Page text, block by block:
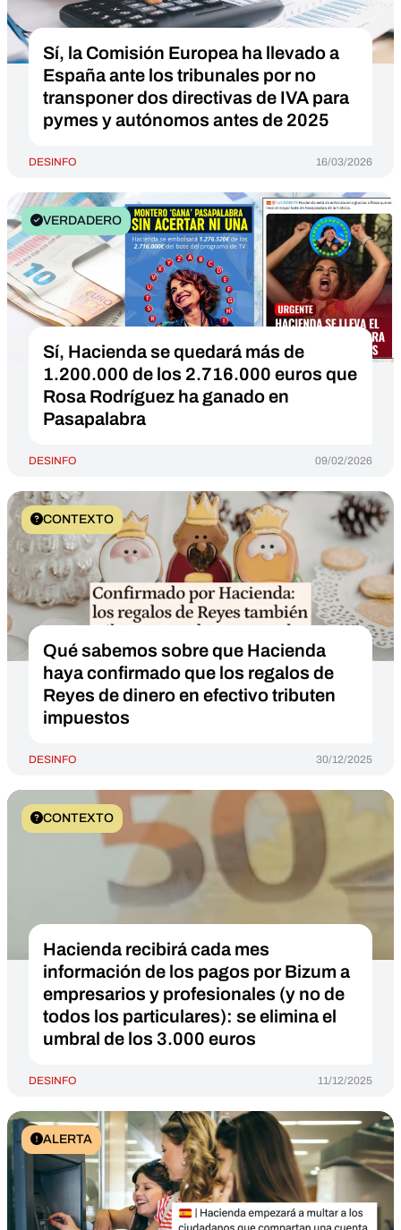
Sí, la Comisión Europea ha llevado a
España ante los tribunales por no
transponer dos directivas de IVA para
pymes y autónomos antes de 2025
DESINFO 16/03/2026
VERDADERO
Sí, Hacienda se quedará más de
1.200.000 de los 2.716.000 euros que
Rosa Rodríguez ha ganado en
Pasapalabra
DESINFO 09/02/2026
CONTEXTO
Qué sabemos sobre que Hacienda
haya confirmado que los regalos de
Reyes de dinero en efectivo tributen
impuestos
DESINFO 30/12/2025
CONTEXTO
Hacienda recibirá cada mes
información de los pagos por Bizum a
empresarios y profesionales (y no de
todos los particulares): se elimina el
umbral de los 3.000 euros
DESINFO 11/12/2025
ALERTA